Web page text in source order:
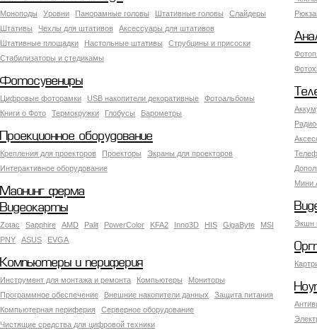
Моноподы Уровни Панорамные головы Штативные головы
Слайдеры
Штативы
Чехлы для штативов
Аксессуары для штативов
Штативные площадки
Настольные штативы
Струбцины и присоски
Стабилизаторы и стедикамы
Фотосувениры
Цифровые фоторамки USB накопители декоративные
Фотоальбомы
Книги о Фото
Термокружки Глобусы Барометры
Мини
Проекционное оборудование
Крепления для проекторов Проекторы
Экраны для проекторов
Интерактивное оборудование
Майнинг ферма
Экшн
Видеокарты
Zotac Sapphire AMD Palit PowerColor KFA2 Inno3D HIS GigaByte
MSI
PNY
ASUS EVGA
Компьютеры и периферия
Инструмент для монтажа и ремонта Компьютеры
Мониторы
Программное обеспечение
Внешние накопители данных
Защита питания
Компьютерная периферия
Серверное оборудование
Чистящие средства для цифровой техники